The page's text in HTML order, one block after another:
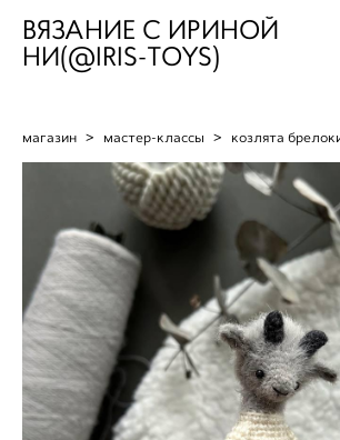
ВЯЗАНИЕ С ИРИНОЙ
НИ(@IRIS-TOYS)
магазин > мастер-классы > козлята